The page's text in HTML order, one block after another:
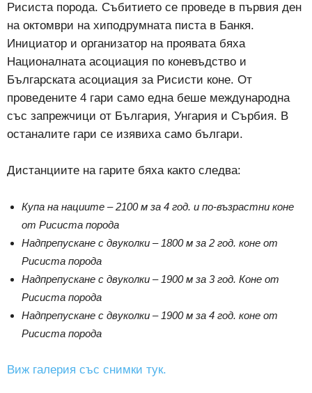
Рисиста порода. Събитието се проведе в първия ден
на октомври на хиподрумната писта в Банкя.
Инициатор и организатор на проявата бяха
Националната асоциация по коневъдство и
Българската асоциация за Рисисти коне. От
проведените 4 гари само една беше международна
със запрежчици от България, Унгария и Сърбия. В
останалите гари се изявиха само българи.
Дистанциите на гарите бяха както следва:
Купа на нациите – 2100 м за 4 год. и по-възрастни коне
от Рисиста порода
Надпрепускане с двуколки – 1800 м за 2 год. коне от
Рисиста порода
Надпрепускане с двуколки – 1900 м за 3 год. Коне от
Рисиста порода
Надпрепускане с двуколки – 1900 м за 4 год. коне от
Рисиста порода
Виж галерия със снимки тук.